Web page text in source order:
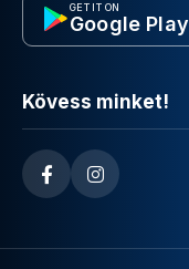
GET IT ON
Google Play
Kövess minket!